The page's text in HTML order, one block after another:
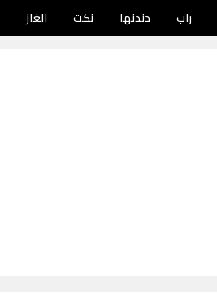
راب دندنها نكت الغاز